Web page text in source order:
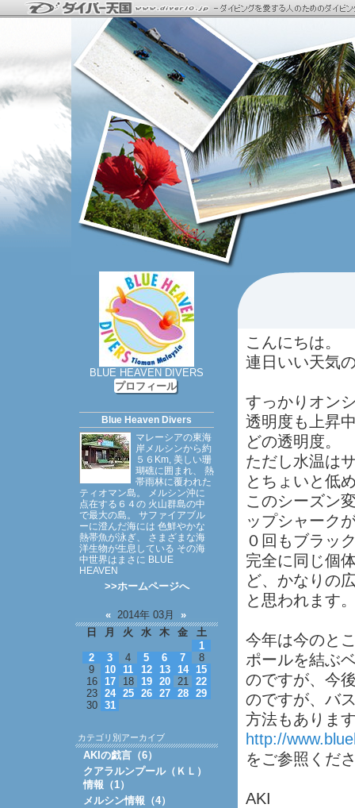
こんにちは。
連日いい天気
すっかりオン
透明度も上昇
どの透明度。
ただし水温は
とちょいと低
このシーズン
ップシャーク
０回もブラッ
完全に同じ個
ど、かなりの
と思われます
今年は今のと
ポールを結ぶ
のですが、今
のですが、バ
方法もありま
http://
をご参照くだ
AKI
BLUE HEAVEN DIVERS
プロフィール
Blue Heaven Divers
マレーシアの東海
岸メルシンから約
５６Km, 美しい珊
瑚礁に囲まれ、 熱
帯雨林に覆われた
ティオマン島。 メルシン沖に
点在する６４の 火山群島の中
で最大の島。 サファイアブル
ーに澄んだ海には 色鮮やかな
熱帯魚が泳ぎ、 さまざまな海
洋生物が生息している その海
中世界はまさに BLUE
HEAVEN
>>ホームページへ
« 2014年 03月 »
日
月 火 水 木 金
土
1
2
3 4 5 6 7
8
9
10 11 12 13 14
15
16
17 18 19 20 21
22
23
24 25 26 27 28
29
30
31
カテゴリ別アーカイブ
AKIの戯言（6）
クアラルンプール（ＫＬ）
情報（1）
メルシン情報（4）